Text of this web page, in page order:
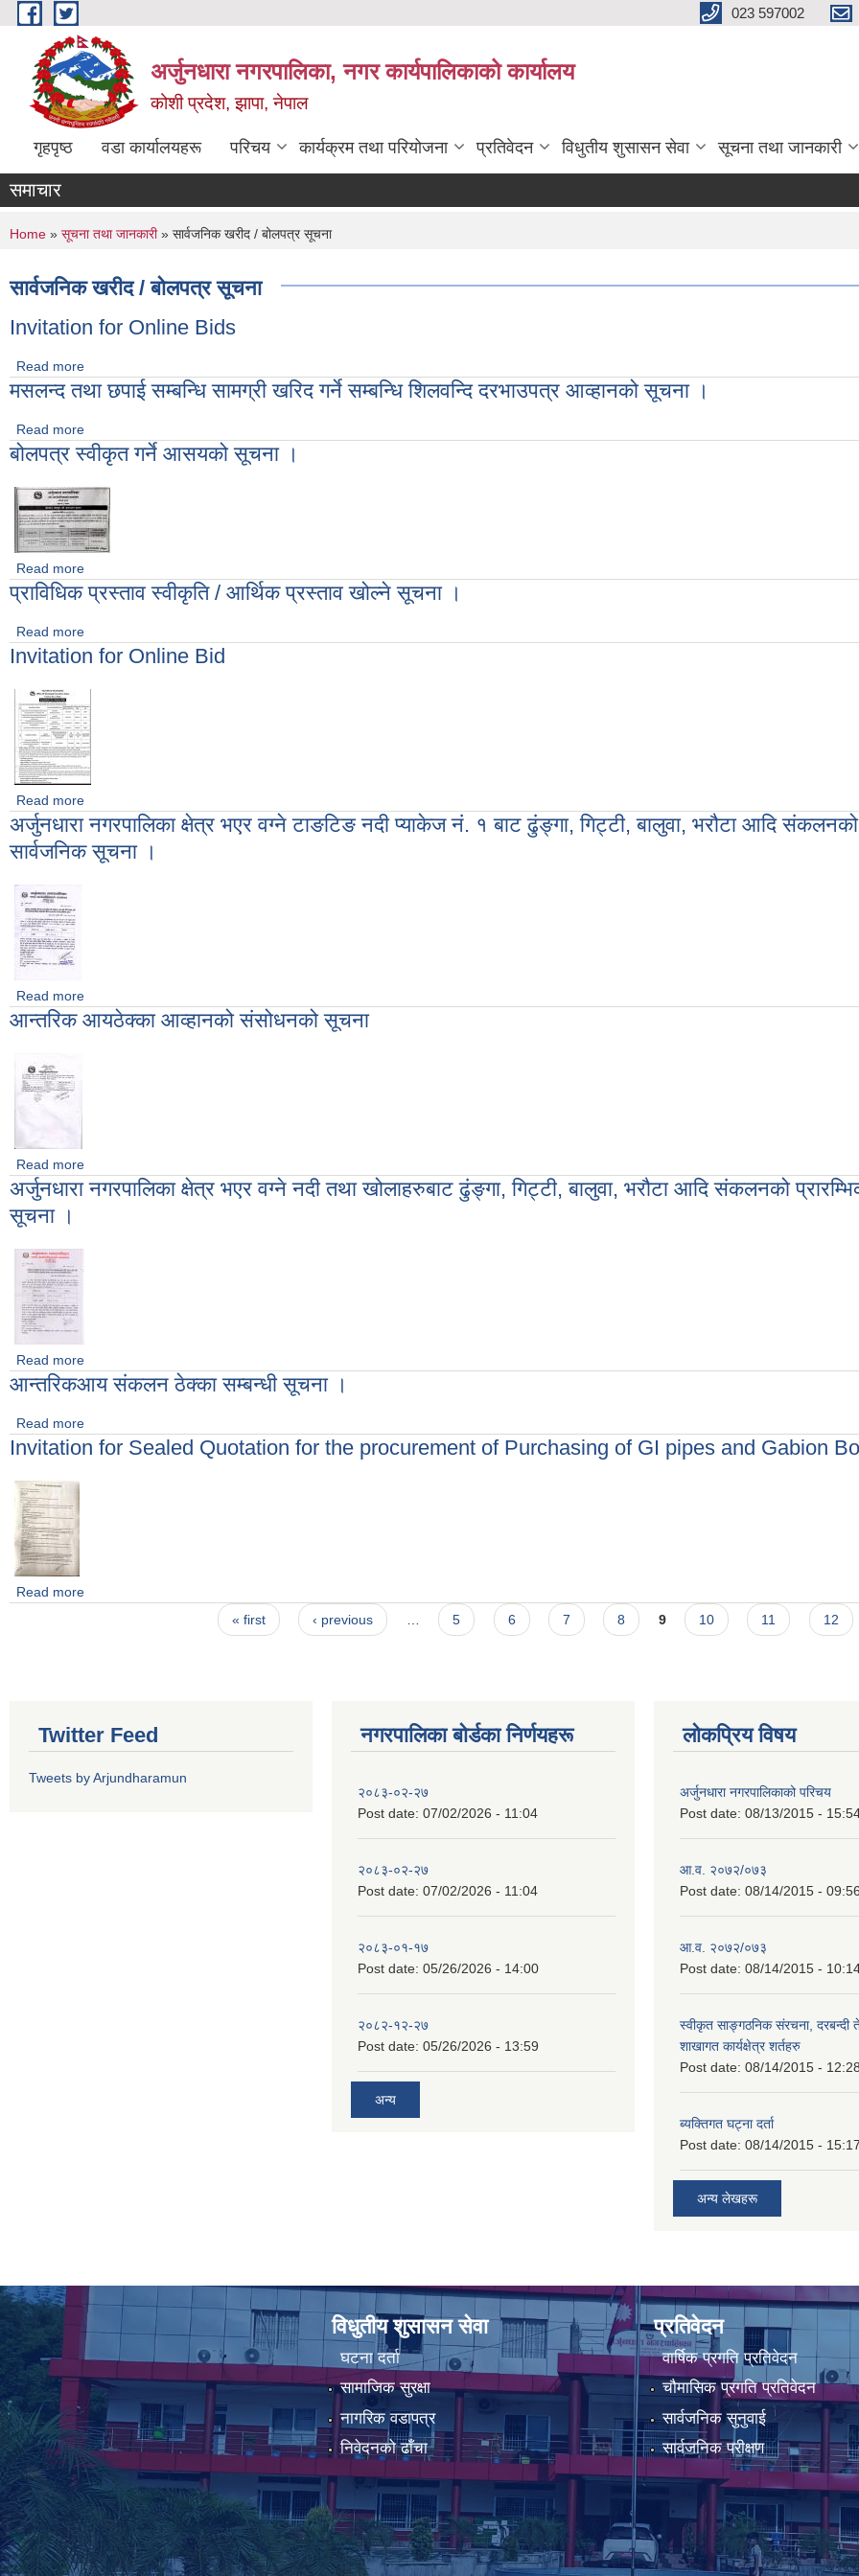
Skip to main content 023 597002
अर्जुनधारा नगरपालिका, नगर कार्यपालिकाको कार्यालय
कोशी प्रदेश, झापा, नेपाल
गृहपृष्ठ वडा कार्यालयहरू परिचय कार्यक्रम तथा परियोजना प्रतिवेदन विधुतीय शुसासन सेवा सूचना तथा जानकारी
समाचार
You are here
Home » सूचना तथा जानकारी» सार्वजनिक खरीद / बोलपत्र सूचना
सार्वजनिक खरीद / बोलपत्र सूचना
Invitation for Online Bids
Read more
मसलन्द तथा छपाई सम्बन्धि सामग्री खरिद गर्ने सम्बन्धि शिलवन्दि दरभाउपत्र आव्हानको सूचना ।
Read more
बोलपत्र स्वीकृत गर्ने आसयको सूचना ।
Read more
प्राविधिक प्रस्ताव स्वीकृति / आर्थिक प्रस्ताव खोल्ने सूचना ।
Read more
Invitation for Online Bid
Read more
अर्जुनधारा नगरपालिका क्षेत्र भएर वग्ने टाङटिङ नदी प्याकेज नं. १ बाट ढुंङ्गा, गिट्टी, बालुवा, भरौटा आदि संकलनको
सार्वजनिक सूचना ।
Read more
आन्तरिक आयठेक्का आव्हानको संसोधनको सूचना
Read more
अर्जुनधारा नगरपालिका क्षेत्र भएर वग्ने नदी तथा खोलाहरुबाट ढुंङ्गा, गिट्टी, बालुवा, भरौटा आदि संकलनको
सूचना ।
Read more
आन्तरिकआय संकलन ठेक्का सम्बन्धी सूचना ।
Read more
Invitation for Sealed Quotation for the procurement of Purchasing of GI pipes and Gabion
Read more
« first ‹ previous 5 6 7 8 9 10 11 12
Twitter Feed
Tweets by Arjundharamun
नगरपालिका बाेर्डका निर्णयहरू
२०८३-०२-२७
Post date: 07/02/2026 - 11:04
२०८३-०२-२७
Post date: 07/02/2026 - 11:04
२०८३-०१-१७
Post date: 05/26/2026 - 14:00
२०८२-१२-२७
Post date: 05/26/2026 - 13:59
अन्य
लोकप्रिय विषय
अर्जुनधारा नगरपालिकाको परिचय
Post date: 08/13/2015 -
आ.व. २०७२/०७३
Post date: 08/14/2015 - 09:56
आ.व. २०७२/०७३
Post date: 08/14/2015 -
स्वीकृत साङ्गठनिक संरचना, दरबन्दी
शाखागत कार्यक्षेत्र शर्तहरु
Post date: 08/14/2015 - 12:28
ब्यक्तिगत घट्ना दर्ता
Post date: 08/14/2015 - 15:17
अन्य लेखहरू
विधुतीय शुसासन सेवा
घटना दर्ता
सामाजिक सुरक्षा
नागरिक वडापत्र
निवेदनको ढाँचा
प्रतिवेदन
वार्षिक प्रगति प्रतिवेदन
चौमासिक प्रगति प्रतिवेदन
सार्वजनिक सुनुवाई
सार्वजनिक परीक्षण